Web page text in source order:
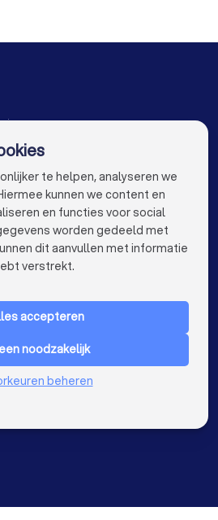
Boekhouders in Utrecht
in Eindhoven
in Groningen
Boekhouders in Nijmegen
in Enschede
in Amersfoort
in Apeldoorn
in Den Bosch
jou
keyboard_arrow_down
te helpen, analyseren we
kunnen we content en
en functies voor social
worden gedeeld met
dit aanvullen met informatie
verstrekt.
accepteren
noodzakelijk
beheren